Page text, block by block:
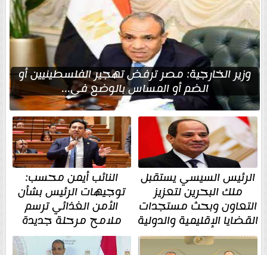
وزير الخارجية: مصر ترفض تهجير الفلسطينيين أو
الضم أو المساس بالوضع في...
الرئيس السيسي يستقبل
ملك البحرين لتعزيز
التعاون وبحث مستجدات
القضايا الإقليمية والدولية
النائب أيمن محسب:
توجيهات الرئيس بشأن
الأمن الغذائي ترسم
ملامح مرحلة جديدة